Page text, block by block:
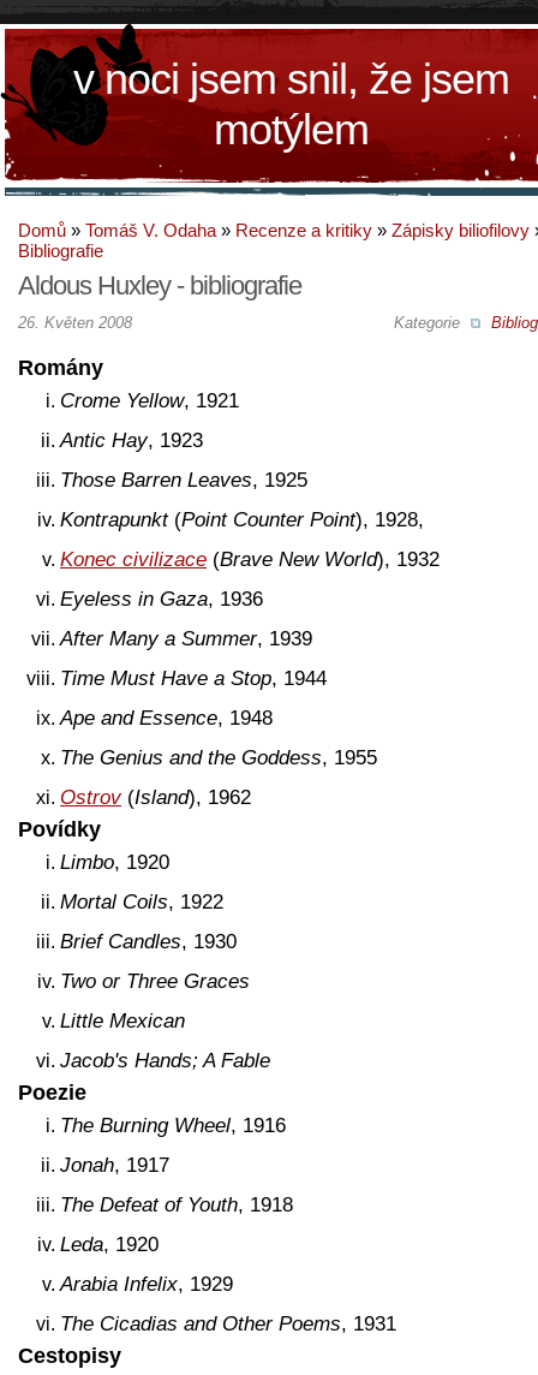
v noci jsem snil, že jsem
motýlem
Domů » Tomáš V. Odaha » Recenze a kritiky » Zápisky biliofilovy
Bibliografie
Aldous Huxley - bibliografie
Kategorie
26. Květen 2008
Romány
Crome Yellow, 1921
Antic Hay, 1923
Those Barren Leaves, 1925
Kontrapunkt(Point Counter Point), 1928,
Konec civilizace (Brave New World), 1932
Eyeless in Gaza, 1936
After Many a Summer, 1939
Time Must Have a Stop, 1944
Ape and Essence, 1948
The Genius and the Goddess, 1955
Ostrov (Island), 1962
Povídky
Limbo, 1920
Mortal Coils, 1922
Brief Candles, 1930
Two or Three Graces
Little Mexican
Jacob's Hands; A Fable
Poezie
The Burning Wheel, 1916
Jonah, 1917
The Defeat of Youth, 1918
Leda, 1920
Arabia Infelix, 1929
The Cicadias and Other Poems, 1931
Cestopisy